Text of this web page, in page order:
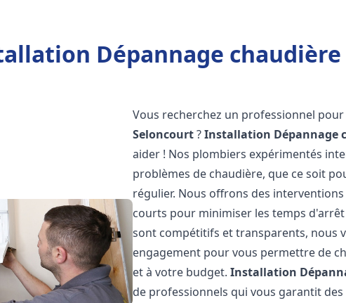
Dépannage
Vous recherchez un professionnel
Seloncourt?Installation Dépannage
aider ! Nos plombiers expérimentés
problèmes de chaudière, que ce soit
régulier. Nous offrons des
courts pour minimiser les temps
sont compétitifs et transparents, nous
engagement pour vous permettre de
et à votre budget.Installation
de professionnels qui vous garantit